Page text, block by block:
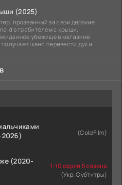
(2025)
прозванный за свои дерзкие
s грабителем с крыши,
убежище в магазине
шанс перевести дух и
2026)
(ColdFilm)
(2020-
1-10 серия 5 сезона
(Укр. Субтитры)